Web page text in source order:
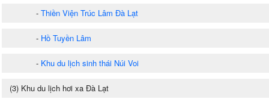
- Thiền Viện Trúc Lâm Đà Lạt
- Hồ Tuyền Lâm
- Khu du lịch sinh thái Núi Voi
(3) Khu du lịch hơi xa Đà Lạt